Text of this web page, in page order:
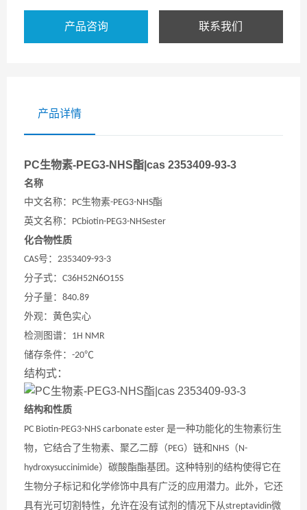
产品咨询 联系我们
产品详情
PC生物素-PEG3-NHS酯|cas 2353409-93-3
名称
中文名称： PC生物素-PEG3-NHS酯
英文名称： PCbiotin-PEG3-NHSester
化合物性质
CAS号 ： 2353409-93-3
分子式： C36H52N6O15S
分子量： 840.89
外观：黄色实心
检测图谱： 1H NMR
储存条件： -20℃
结构式：
结构和性质
PC Biotin-PEG3-NHS carbonate ester 是一种功能化的生物素衍生
物，它结合了生物素、聚乙二醇（PEG）链和 NHS （N-
hydroxysuccinimide）碳酸酯酯基团。这种特别的结构使得它在
生物分子标记和化学修饰中具有广泛的应用潜力。此外，它还
具有光可切割特性，允许在没有试剂的情况下从streptavidin微